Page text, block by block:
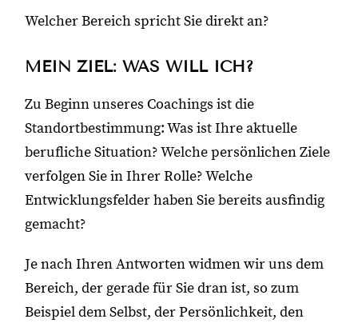
Welcher Bereich spricht Sie direkt an?
MEIN ZIEL: WAS WILL ICH?
Zu Beginn unseres Coachings ist die
Standortbestimmung: Was ist Ihre aktuelle
berufliche Situation? Welche persönlichen Ziele
verfolgen Sie in Ihrer Rolle? Welche
Entwicklungsfelder haben Sie bereits ausfindig
gemacht?
Je nach Ihren Antworten widmen wir uns dem
Bereich, der gerade für Sie dran ist, so zum
Beispiel dem Selbst, der Persönlichkeit, den